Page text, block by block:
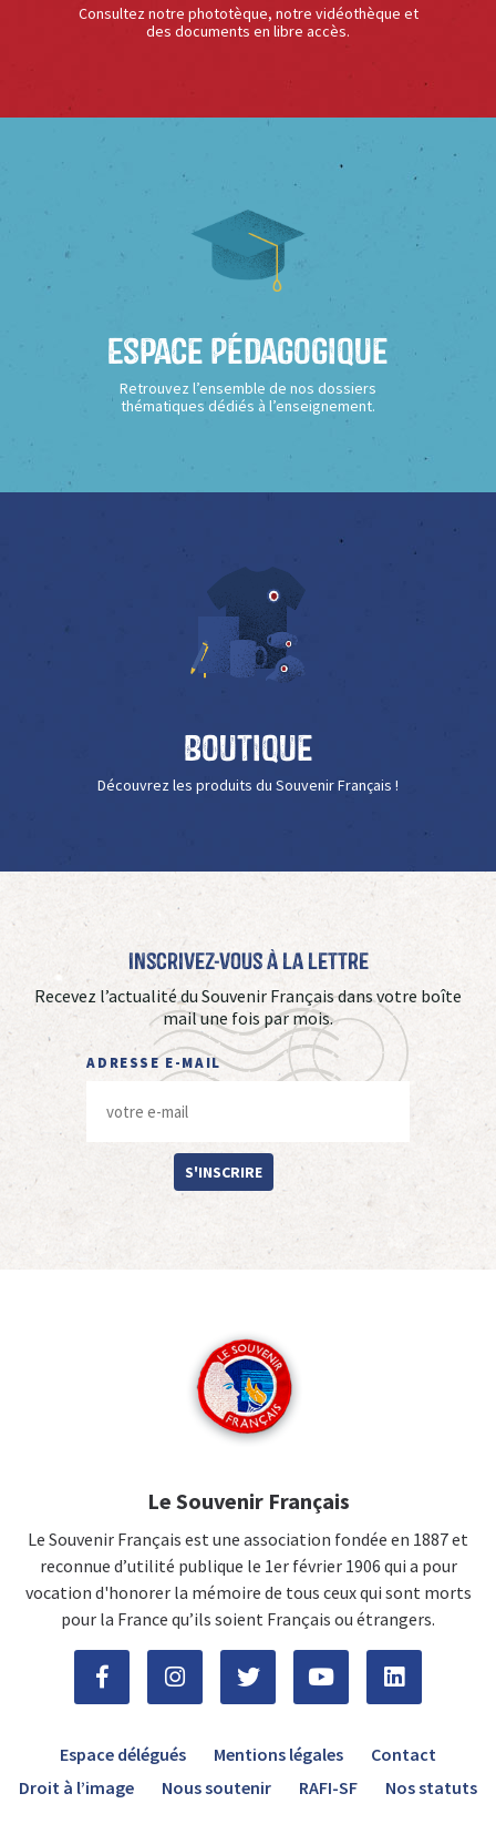
Consultez notre phototèque, notre vidéothèque et
des documents en libre accès.
Espace Pédagogique
Retrouvez l’ensemble de nos dossiers
thématiques dédiés à l’enseignement.
Boutique
Découvrez les produits du Souvenir Français !
Inscrivez-vous à La Lettre
Recevez l’actualité du Souvenir Français dans votre boîte
mail une fois par mois.
ADRESSE E-MAIL
S'INSCRIRE
Le Souvenir Français
Le Souvenir Français est une association fondée en 1887 et
reconnue d’utilité publique le 1er février 1906 qui a pour
vocation d'honorer la mémoire de tous ceux qui sont morts
pour la France qu’ils soient Français ou étrangers.
Espace délégués Mentions légales
Contact
Droit à l’image
Nous soutenir RAFI-SF Nos statuts